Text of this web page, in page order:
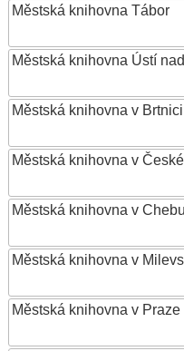
Městská knihovna Tábor
Městská knihovna Ústí
Městská knihovna v Brtnici
Městská knihovna v
Městská knihovna v Chebu
Městská knihovna v
Městská knihovna v Praze